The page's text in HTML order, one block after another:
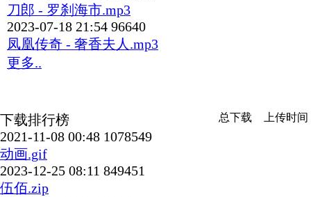
刀郎 - 罗刹海市.mp3
2023-07-18 21:54 96640
凤凰传奇 - 奢香夫人.mp3
更多..
下载排行榜 上传时间
总下载
2021-11-08 00:48 1078549
动画.gif
2023-12-25 08:11 849451
伍佰.zip